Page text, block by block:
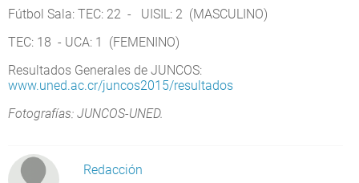
Fútbol Sala: TEC: 22 - UISIL: 2 (MASCULINO)
TEC: 18 - UCA: 1 (FEMENINO)
Resultados Generales de JUNCOS:
www.uned.ac.cr/juncos2015/resultados
Fotografías: JUNCOS-UNED.
Redacción